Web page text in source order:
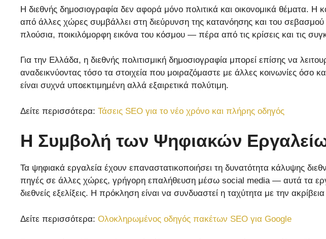
Η διεθνής δημοσιογραφία δεν αφορά μόνο πολιτικά και οικονομικά θέματα.
από άλλες χώρες συμβάλλει στη διεύρυνση της κατανόησης και του
πλούσια, ποικιλόμορφη εικόνα του κόσμου — πέρα από τις κρίσεις και τις
Για την Ελλάδα, η διεθνής πολιτισμική δημοσιογραφία μπορεί επίσης να
αναδεικνύοντας τόσο τα στοιχεία που μοιραζόμαστε με άλλες κοινωνίες όσο
είναι συχνά υποεκτιμημένη αλλά εξαιρετικά πολύτιμη.
Δείτε περισσότερα: Τάσεις SEO για το νέο χρόνο και πλήρης οδηγός
Η Συμβολή των Ψηφιακών
Τα ψηφιακά εργαλεία έχουν επαναστατικοποιήσει τη δυνατότητα κάλυψης
πηγές σε άλλες χώρες, γρήγορη επαλήθευση μέσω social media — αυτά τα
διεθνείς εξελίξεις. Η πρόκληση είναι να συνδυαστεί η ταχύτητα με την
Δείτε περισσότερα: Ολοκληρωμένος οδηγός πακέτων SEO για Google